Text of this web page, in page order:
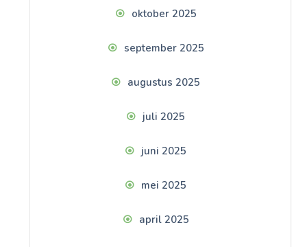
oktober 2025
september 2025
augustus 2025
juli 2025
juni 2025
mei 2025
april 2025